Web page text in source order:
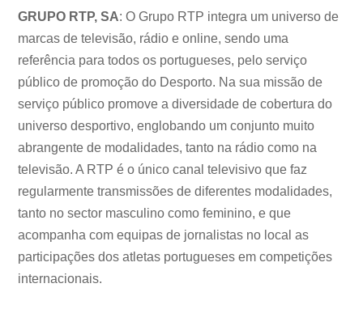
GRUPO RTP, SA: O Grupo RTP integra um universo de
marcas de televisão, rádio e online, sendo uma
referência para todos os portugueses, pelo serviço
público de promoção do Desporto. Na sua missão de
serviço público promove a diversidade de cobertura do
universo desportivo, englobando um conjunto muito
abrangente de modalidades, tanto na rádio como na
televisão. A RTP é o único canal televisivo que faz
regularmente transmissões de diferentes modalidades,
tanto no sector masculino como feminino, e que
acompanha com equipas de jornalistas no local as
participações dos atletas portugueses em competições
internacionais.